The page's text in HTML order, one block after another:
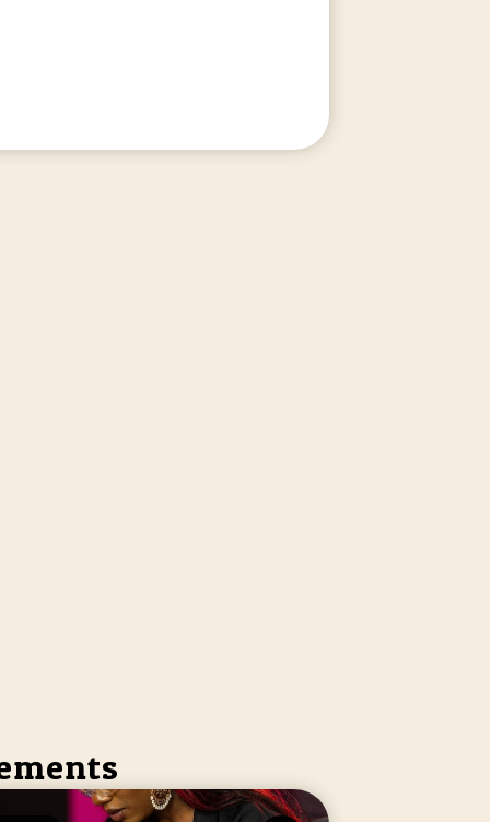
entre copropriétaires. L’occasion de faire un...
urgence sanitaire. Elles perturbent la production, les